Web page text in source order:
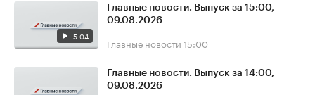
5:04
Главные новости. Выпуск за 15:00,
09.08.2026
Главные новости 15:00
Главные новости. Выпуск за 14:00,
09.08.2026